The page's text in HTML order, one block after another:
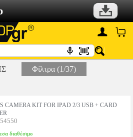
Φίλτρα (1/37)
CAMERA KIT FOR IPAD 2/3 USB + CARD
διαθέσιμο